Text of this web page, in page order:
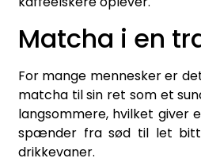
Matcha i en
For mange mennesker er
matcha til sin ret som et
langsommere, hvilket giver
spænder fra sød til let
drikkevaner.